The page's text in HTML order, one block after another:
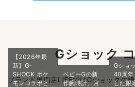
Gショック
ブランド専門店LIFEではGショックの
【2026年最
新】G-
SHOCK ポケ
モンコラボと
ベビーGの新
作腕時計、月
Gショ
40周年
した限